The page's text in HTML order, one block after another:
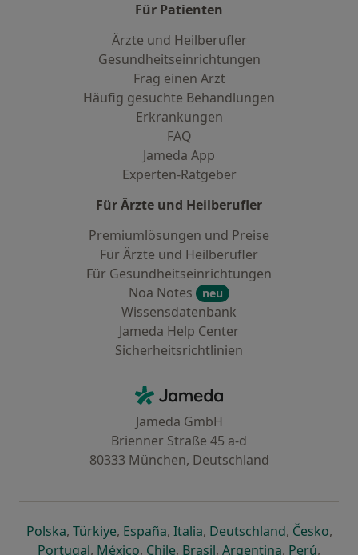
Für Patienten
Ärzte und Heilberufler
Gesundheitseinrichtungen
Frag einen Arzt
Häufig gesuchte Behandlungen
Erkrankungen
FAQ
Jameda App
Experten-Ratgeber
Für Ärzte und Heilberufler
Premiumlösungen und Preise
Für Ärzte und Heilberufler
Für Gesundheitseinrichtungen
Noa Notes
neu
Wissensdatenbank
Jameda Help Center
Sicherheitsrichtlinien
Jameda - Startseite
Jameda GmbH
Brienner Straße 45 a-d
80333 München, Deutschland
Polskaöffnet in einer neuen Registerkarte
, Türkiyeöffnet in einer neuen Registerkarte
, Españaöffnet in einer neuen
, Italiaöffnet in einer neuen
, Deutschlandöffnet in
, Česko,
Portugalöffnet in einer neuen Registerkarte
, Méxicoöffnet in einer neuen Registerkarte
, Chileöffnet in einer neuen
, Brasilöffnet in einer neuen
, Argentinaöffnet in
, Perúöffnet
,